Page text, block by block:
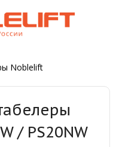
Noblelift
/ PS20NW